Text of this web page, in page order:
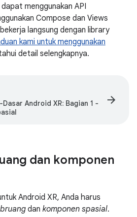
menggunakan API
Compose dan Views
langsung dengan library
kami untuk menggunakan
detail selengkapnya.
Android XR: Bagian 1 -
arrow_forward
dan komponen
Android XR, Anda harus
dan komponen spasial.